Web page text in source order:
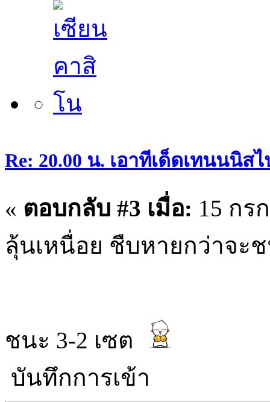
Re: 20.00 น. เอาทีเด็ดเทนนนิ
« ตอบกลับ #3 เมื่อ: 15 กร
ลุ้นเหนื่อย ชืบหายกว่าจะ
ชนะ 3-2 เซต
บันทึกการเข้า